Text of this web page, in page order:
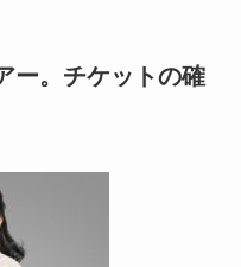
ー。チケットの確